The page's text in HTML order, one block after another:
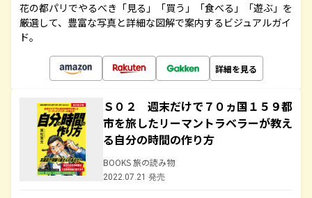
花の都パリでやるべき「見る」「買う」「食べる」「遊ぶ」を
厳選して、豊富な写真と詳細な図解で案内するビジュアルガイ
ド。
詳細を見る
Ｓ０２ 週末だけで７０ヵ国１５９都
市を旅したリーマントラベラーが教え
る自分の時間の作り方
BOOKS 旅の読み物
2022.07.21 発売